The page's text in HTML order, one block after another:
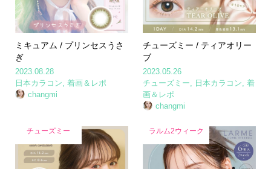
ミキュアム / プリンセスうさ
ぎ
2023.08.28
日本カラコン 着画＆レポ
changmi
チューズミー / ティアオリー
ブ
2023.05.26
チューズミー
日本カラコン ,着
画＆レポ
changmi
チューズミー ラルム2ウィーク